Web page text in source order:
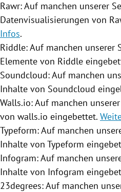
Rawr: Auf manchen unserer
Datenvisualisierungen von
Infos.
Riddle: Auf manchen unserer
Elemente von Riddle
Soundcloud: Auf manchen
Inhalte von Soundcloud
Walls.io: Auf manchen
von walls.io eingebettet.
Typeform: Auf manchen
Inhalte von Typeform
Infogram: Auf manchen
Inhalte von Infogram
23degrees: Auf manchen